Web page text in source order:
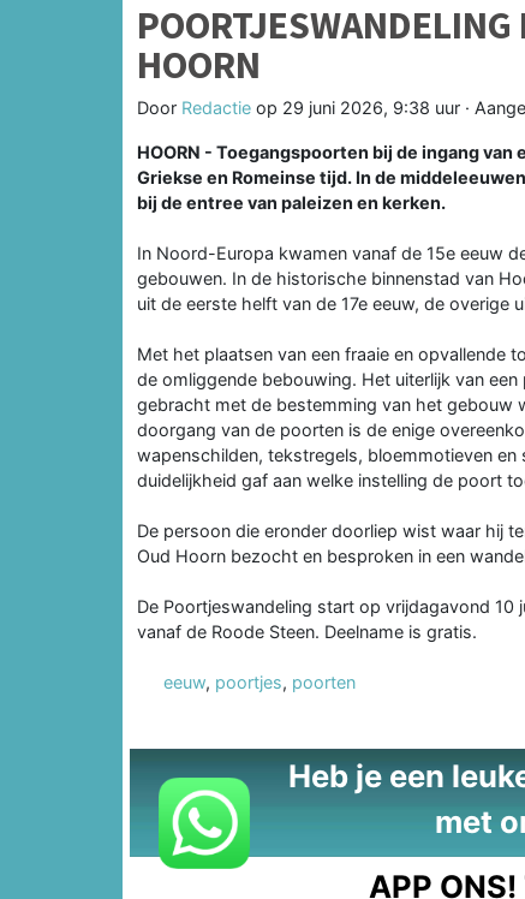
HOORN
Door Redactie op 29 juni 2026, 9:38 uur ·
HOORN - Toegangspoorten bij de ingang
Griekse en Romeinse tijd. In de
bij de entree van paleizen en kerken.
In Noord-Europa kwamen vanaf de 15e eeuw
gebouwen. In de historische binnenstad van
uit de eerste helft van de 17e eeuw, de overige
Met het plaatsen van een fraaie en opvallende
de omliggende bebouwing. Het uiterlijk van
gebracht met de bestemming van het gebouw
doorgang van de poorten is de enige
wapenschilden, tekstregels, bloemmotieven
duidelijkheid gaf aan welke instelling de poort
De persoon die eronder doorliep wist waar hij
Oud Hoorn bezocht en besproken in een
De Poortjeswandeling start op vrijdagavond 10
vanaf de Roode Steen. Deelname is gratis.
eeuw, poortjes, poorten
Heb je een
met
APP ONS!